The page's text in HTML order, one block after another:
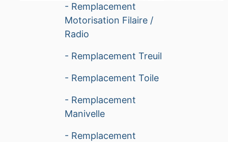
- Remplacement
Motorisation Filaire /
Radio
- Remplacement Treuil
- Remplacement Toile
- Remplacement
Manivelle
- Remplacement